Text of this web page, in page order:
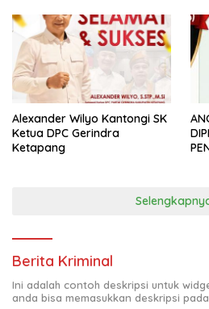
Alexander Wilyo Kantongi SK
Ketua DPC Gerindra
Ketapang
Berita Kriminal
Ini adalah contoh deskripsi untuk
anda bisa memasukkan deskripsi